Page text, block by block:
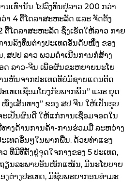
ເທົ່າ​ນັ້ນ ​ໄປ​ລົງທຶນ​ຢູ່​ລາວ 200 ກວ່າ​
າ 4 ຕື້​ໂດ​ລາ​ສະຫະລັດ ​ແລະ ຈັດຕັ້ງ
ຕື້​ໂດ​ລາ​ສະຫະລັດ ຊຶ່ງ​ເຮັດ​ໃຫ້​ລາວ ກາຍ​
ນ​ລົງທຶນ​ຕ່າງປະ​ເທດ​ອັນ​ດັບໜຶ່ງ ຂອງ​
ສປປ ລາວ ພວມ​ດຳ​ເນີນ​ການກໍ່ສ້າງ​
ດ ລາວ-ຈີນ ​ເພື່ອ​ຜັນ​ຂະຫຍາຍ​ນະ​ໂຍ
ນ​ຫັນ​ຈາກປະ​ເທດທີ່​ບໍ່ມີ​ຊາຍ​ແດນ​ຕິດ​
ເທດ​ເຊື່ອມ​ໂຍງ​ກັບ​ພາກພື້ນ” ​ແລະ ຍຸດ​
ງ​ເສັ້ນທາງ​” ຂອງ ສປ ຈີນ ​ໃຫ້​ເປັນ​ຮູບ​
ະ​ເປັນ​ຜົນ​ດີ ​ໃຫ້​ແກ່​ການ​ເຊື່ອມ​ຈອດ​ໃນ​
າງ​ດ້ານ​ການ​ຄ້າ-ການ​ຮ່ວມ​ມື ລະຫວ່າງ
ເທດ​ອື່ນໆ​ໃນ​ພາກພື້ນ. ດ້ວຍ​ທ່າ​ແຮງ
ທີ່​ມີ​ທີ່​ຕັ້ງຢູ່​ຈຸດ​ໃຈກາງ​ຂອງ 5 ປະ​ເທດ,
ຽນລະ​ພາບ​ອັນໜັກ​ແໜ້ນ, ມີ​ນະ​ໂຍບາຍ​
ງ​ຕ່າງປະ​ເທດ, ມີ​ຊັບພະຍາກອນ​ທຳ​ມະ​